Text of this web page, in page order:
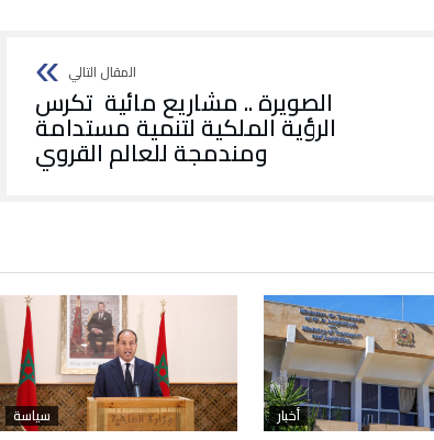
الصويرة .. مشاريع مائية تكرس
الرؤية الملكية لتنمية مستدامة
ومندمجة للعالم القروي
أخبار سياسة